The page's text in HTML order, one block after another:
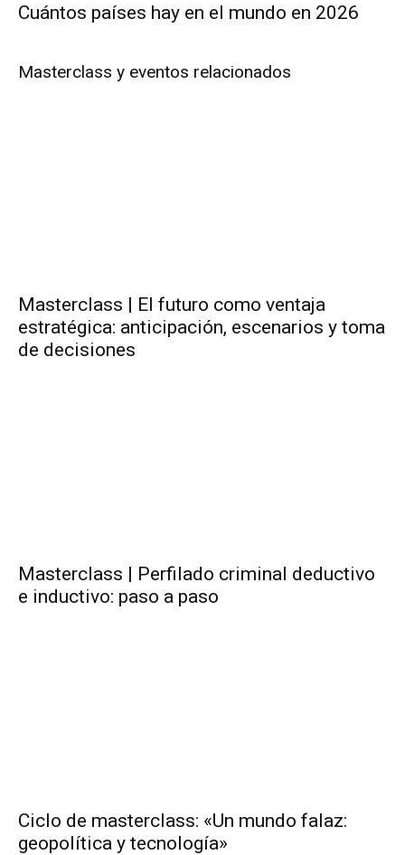
Cuántos países hay en el mundo en 2026
Masterclass y eventos relacionados
Masterclass | El futuro como ventaja
estratégica: anticipación, escenarios y toma
de decisiones
Masterclass | Perfilado criminal deductivo
e inductivo: paso a paso
Ciclo de masterclass: «Un mundo falaz:
geopolítica y tecnología»